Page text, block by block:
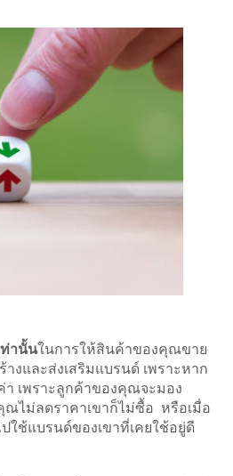
านั้นในการให้สินค้าของคุณขาย
และส่งเสริมแบรนด์ เพราะหาก
เพราะลูกค้าของคุณจะมอง
ณไม่ลดราคาเขาก็ไม่ซื้อ หรือเมื่อ
ช้แบรนด์ของเขาที่เคยใช้อยู่ดี